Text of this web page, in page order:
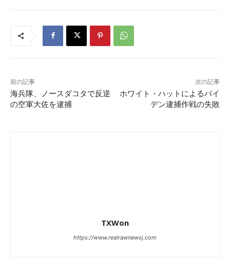
前の記事
海兵隊、ノースダコタで反逆
の空軍大佐を逮捕
次の記事
ホワイト・ハットによるバイ
デン逮捕作戦の失敗
TXWon
https://www.realrawnewsj.com